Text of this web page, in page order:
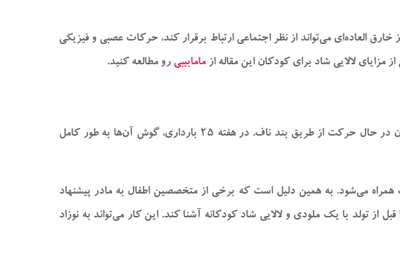
خارق العاده‌ای می‌تواند از نظر اجتماعی ارتباط برقرار کند، حرکات عصبی و فیزیکی
لالایی شاد برای کودکان این مقاله ازمامابیبی رو مطالعه کنید.
نوزادان از حدود هفته ۱۸ می‌توانند صدا‌هایی را در رحم بشنوند. صدا‌هایی نظیر ضربان قلب مادرشان و صدای تند خون در حال حرکت از طریق بند ناف. در هفته ۲۵ بارداری، گوش آن‌ها به طور کامل
همراه می‌شود. به همین دلیل است که برخی از متخصصین اطفال به مادر پیشنهاد
با یک ملودی و لالایی شاد کودکانه آشنا کند. این کار می‌تواند به نوزاد